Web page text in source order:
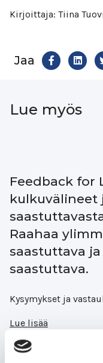
Kirjoittaja: Tiina
Jaa
Jaa
on
Lue myös
Feedback for
kulkuvälineet
Raahaa
saastuttava
saastuttava.
Kysymykset ja
Lue lisää